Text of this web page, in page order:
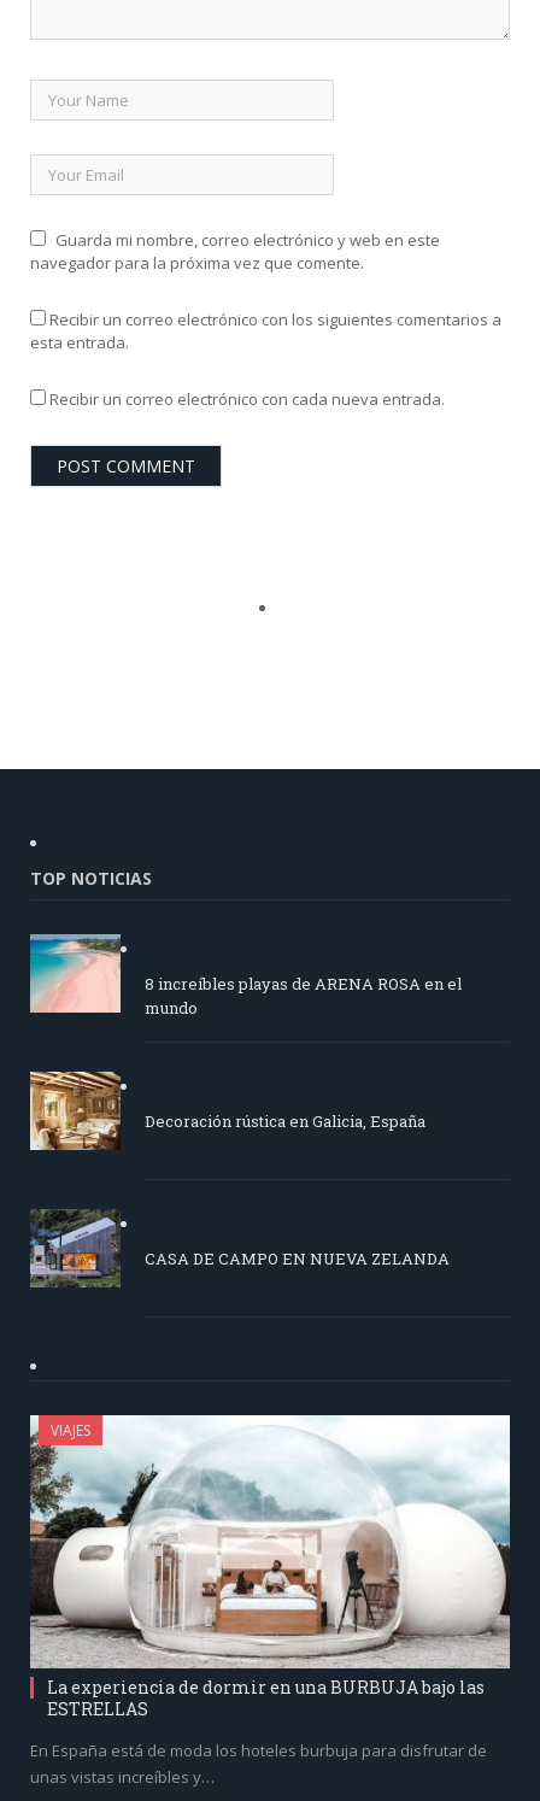
Guarda mi nombre, correo electrónico y web en este
navegador para la próxima vez que comente.
Recibir un correo electrónico con los siguientes comentarios a
esta entrada.
Recibir un correo electrónico con cada nueva entrada.
TOP NOTICIAS
8 increíbles playas de ARENA ROSA en el
mundo
Decoración rústica en Galicia, España
CASA DE CAMPO EN NUEVA ZELANDA
VIAJES
La experiencia de dormir en una BURBUJA bajo las
ESTRELLAS
En España está de moda los hoteles burbuja para disfrutar de
unas vistas increíbles y…